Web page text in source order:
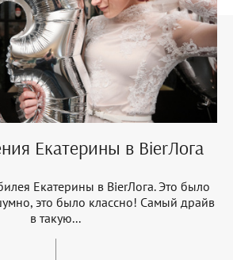
Екатерины в BierЛога
Екатерины в BierЛога. Это было
это было классно! Самый драйв
в такую...